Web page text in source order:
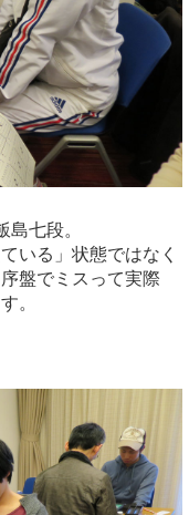
七段。
いる」状態ではなく
盤でミスって実際
。